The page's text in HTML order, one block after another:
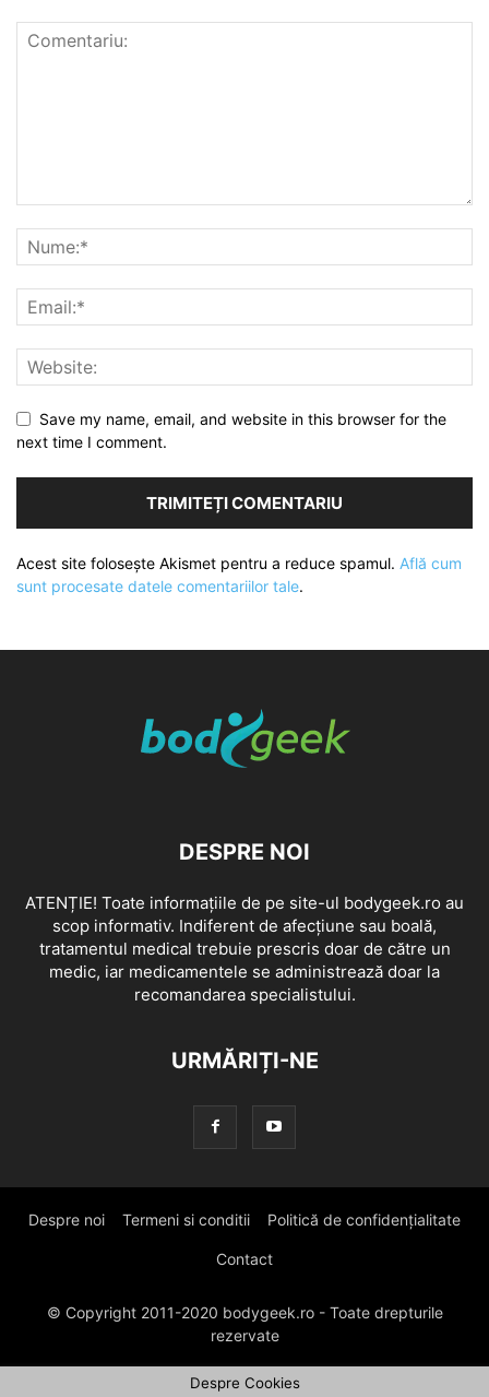
Save my name, email, and website in this browser for the
next time I comment.
Acest site folosește Akismet pentru a reduce spamul. Află cum
sunt procesate datele comentariilor tale.
DESPRE NOI
ATENȚIE! Toate informațiile de pe site-ul bodygeek.ro au
scop informativ. Indiferent de afecțiune sau boală,
tratamentul medical trebuie prescris doar de către un
medic, iar medicamentele se administrează doar la
recomandarea specialistului.
URMĂRIȚI-NE
Despre noi Termeni si conditii Politică de confidențialitate
Contact
© Copyright 2011-2020 bodygeek.ro - Toate drepturile
rezervate
Despre Cookies